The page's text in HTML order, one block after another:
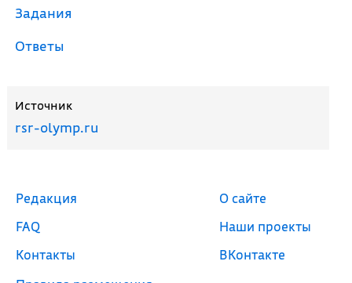
Задания
Ответы
Источник
rsr-olymp.ru
Редакция
FAQ
Контакты
О сайте
Наши проекты
ВКонтакте